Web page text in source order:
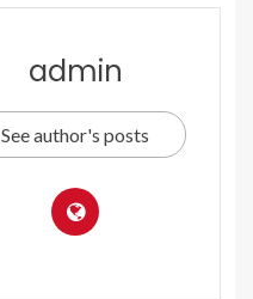
admin
See author's posts